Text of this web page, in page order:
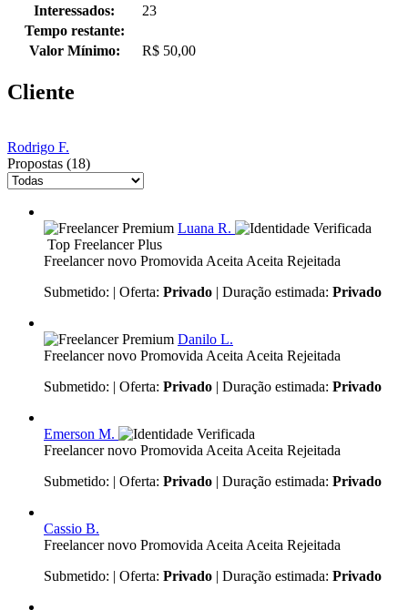
Interessados:
23
Tempo restante:
Valor Mínimo:
R$ 50,00
Cliente
Rodrigo F.
Propostas (18)
Luana R.
Top Freelancer Plus
Freelancer novo Promovida Aceita Aceita Rejeitada
Submetido: | Oferta: Privado | Duração estimada: Privado
Danilo L.
Freelancer novo Promovida Aceita Aceita Rejeitada
Submetido: | Oferta: Privado | Duração estimada: Privado
Emerson M.
Freelancer novo Promovida Aceita Aceita Rejeitada
Submetido: | Oferta: Privado | Duração estimada: Privado
Cassio B.
Freelancer novo Promovida Aceita Aceita Rejeitada
Submetido: | Oferta: Privado | Duração estimada: Privado